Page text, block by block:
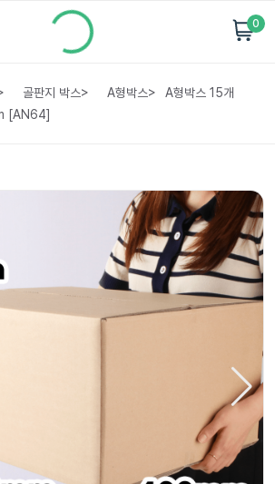
0
골판지 박스> A형박스>
A형박스 15개
[AN64]